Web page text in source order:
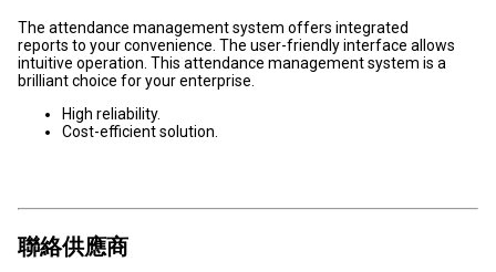
The attendance management system offers integrated
reports to your convenience. The user-friendly interface allows
intuitive operation. This attendance management system is a
brilliant choice for your enterprise.
High reliability.
Cost-efficient solution.
聯絡供應商